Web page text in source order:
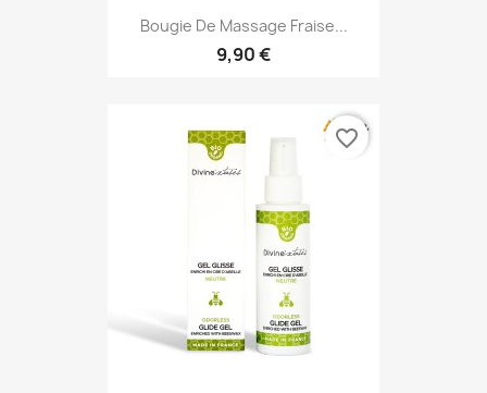
Bougie De Massage Fraise...
9,90 €
favorite_border